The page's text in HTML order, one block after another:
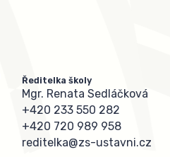
Ředitelka školy
Mgr. Renata Sedláčková
+420 233 550 282
+420 720 989 958
reditelka@zs-ustavni.cz